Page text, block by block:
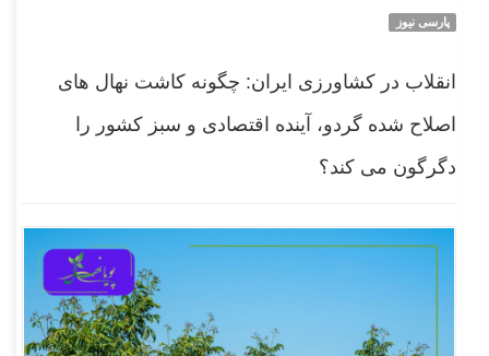
پارسی نیوز
انقلاب در کشاورزی ایران: چگونه کاشت نهال‌ های
اصلاح‌ شده گردو، آینده اقتصادی و سبز کشور را
دگرگون می‌ کند؟